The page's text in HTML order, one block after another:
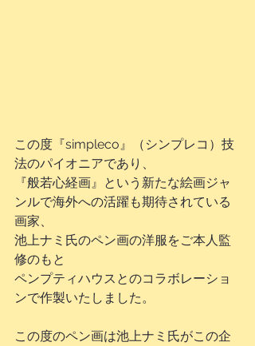
この度『simpleco』（シンプレコ）技
法のパイオニアであり、
『般若心経画』という新たな絵画ジャ
ンルで海外への活躍も期待されている
画家、
池上ナミ氏のペン画の洋服をご本人監
修のもと
ペンプティハウスとのコラボレーショ
ンで作製いたしました。
この度のペン画は池上ナミ氏がこの企